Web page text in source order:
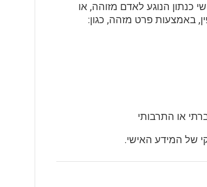
1981 מגדיר מידע אישי כנתון הנוגע לאדם מזוהה, או
באמצעות פרט מזהה, כגון:
או התרבותי
של המידע האישי.